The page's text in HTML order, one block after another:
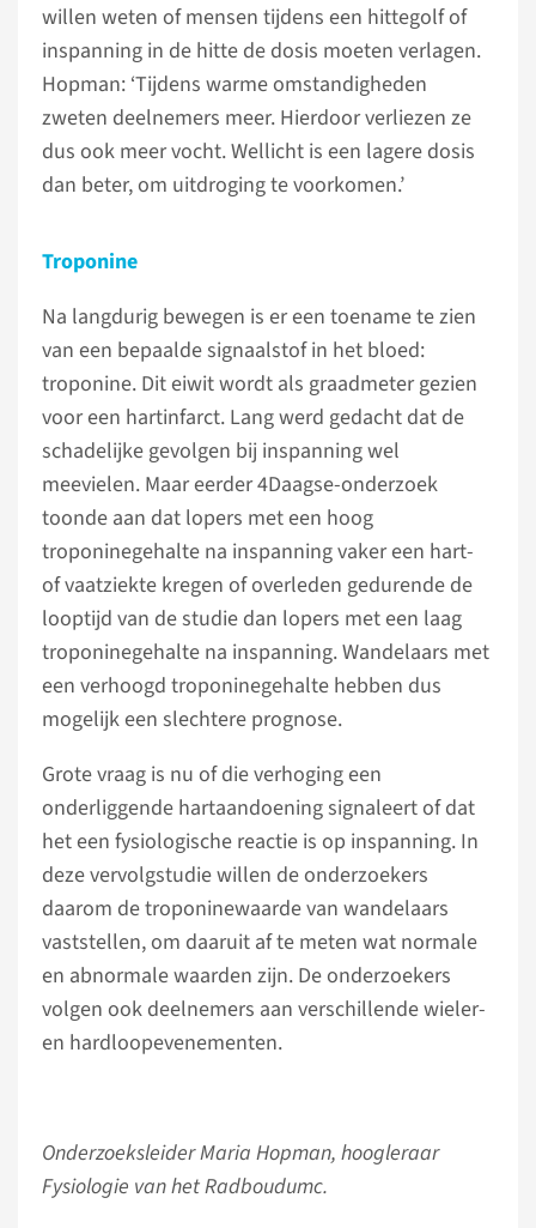
willen weten of mensen tijdens een hittegolf of
inspanning in de hitte de dosis moeten verlagen.
Hopman: ‘Tijdens warme omstandigheden
zweten deelnemers meer. Hierdoor verliezen ze
dus ook meer vocht. Wellicht is een lagere dosis
dan beter, om uitdroging te voorkomen.’
Troponine
Na langdurig bewegen is er een toename te zien
van een bepaalde signaalstof in het bloed:
troponine. Dit eiwit wordt als graadmeter gezien
voor een hartinfarct. Lang werd gedacht dat de
schadelijke gevolgen bij inspanning wel
meevielen. Maar eerder 4Daagse-onderzoek
toonde aan dat lopers met een hoog
troponinegehalte na inspanning vaker een hart-
of vaatziekte kregen of overleden gedurende de
looptijd van de studie dan lopers met een laag
troponinegehalte na inspanning. Wandelaars met
een verhoogd troponinegehalte hebben dus
mogelijk een slechtere prognose.
Grote vraag is nu of die verhoging een
onderliggende hartaandoening signaleert of dat
het een fysiologische reactie is op inspanning. In
deze vervolgstudie willen de onderzoekers
daarom de troponinewaarde van wandelaars
vaststellen, om daaruit af te meten wat normale
en abnormale waarden zijn. De onderzoekers
volgen ook deelnemers aan verschillende wieler-
en hardloopevenementen.
Onderzoeksleider Maria Hopman, hoogleraar
Fysiologie van het Radboudumc.